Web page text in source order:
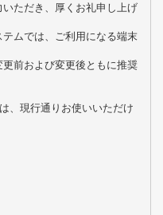
ただき、厚くお礼申し上げ
ムでは、ご利用になる端末
前および変更後ともに推奨
、現行通りお使いいただけ